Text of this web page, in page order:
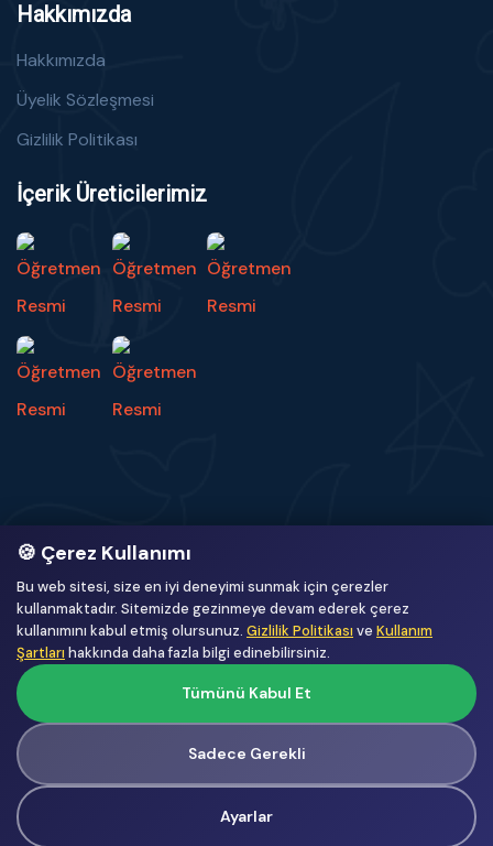
Hakkımızda
Hakkımızda
Üyelik Sözleşmesi
Gizlilik Politikası
İçerik Üreticilerimiz
22
ONLINE
508
BUGÜN
2026 by UMT Yazılım.
🍪 Çerez Kullanımı
Bu web sitesi, size en iyi deneyimi sunmak için çerezler
kullanmaktadır. Sitemizde gezinmeye devam ederek çerez
kullanımını kabul etmiş olursunuz. Gizlilik Politikası ve Kullanım
Şartları hakkında daha fazla bilgi edinebilirsiniz.
Tümünü Kabul Et
Sadece Gerekli
Ayarlar